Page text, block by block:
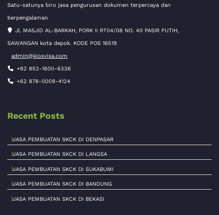
Satu-satunya biro jasa pengurusan dokumen terpercaya dan
berpengalaman
Jl. MASJID AL-BARKAH, PORK II RT04/08 NO. 40 PASIR PUTIH,
SAWANGAN kota depok. KODE POS 16519
admin@kiosvisa.com
+62 852-1600-6336
+62 878-0009-4124
Recent Posts
JASA PEMBUATAN SKCK DI DENPASAR
JASA PEMBUATAN SKCK DI LANGSA
JASA PEMBUATAN SKCK DI SUKABUMI
JASA PEMBUATAN SKCK DI BANDUNG
JASA PEMBUATAN SKCK DI BEKASI